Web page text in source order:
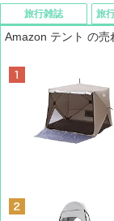
旅行雑誌 旅
Amazon テント の売